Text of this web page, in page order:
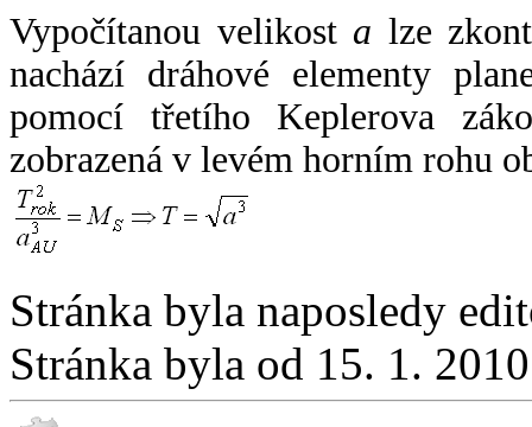
Vypočítanou velikost a lze
nachází dráhové elementy
pomocí třetího Keplerova
zobrazená v levém horním rohu
Stránka byla naposledy
Stránka byla od 15. 1.